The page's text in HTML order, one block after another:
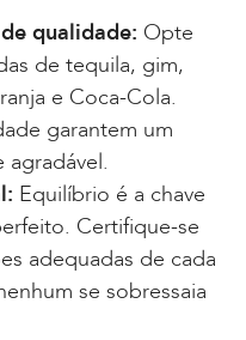
qualidade: Opte
de tequila, gim,
e Coca-Cola.
garantem um
agradável.
Equilíbrio é a chave
Certifique-se
adequadas de cada
se sobressaia